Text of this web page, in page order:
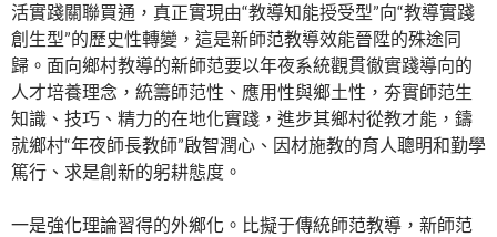
活實踐關聯買通，真正實現由“教導知能授受型”向“教導實踐
創生型”的歷史性轉變，這是新師范教導效能晉陞的殊途同
歸。面向鄉村教導的新師范要以年夜系統觀貫徹實踐導向的
人才培養理念，統籌師范性、應用性與鄉土性，夯實師范生
知識、技巧、精力的在地化實踐，進步其鄉村從教才能，鑄
就鄉村“年夜師長教師”啟智潤心、因材施教的育人聰明和勤學
篤行、求是創新的躬耕態度。
一是強化理論習得的外鄉化。比擬于傳統師范教導，新師范